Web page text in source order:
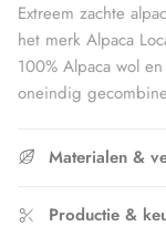
Extreem zachte
het merk Alpaca
100% Alpaca wol
oneindig
Materialen &
Productie &